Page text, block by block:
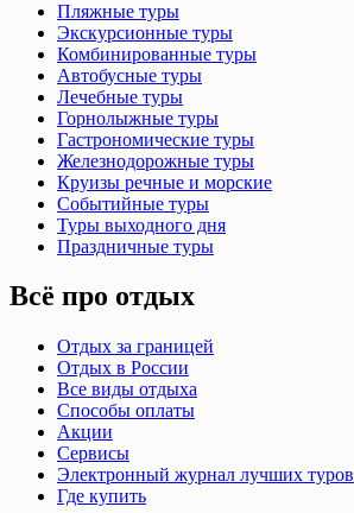
Пляжные туры
Экскурсионные туры
Комбинированные туры
Автобусные туры
Лечебные туры
Горнолыжные туры
Гастрономические туры
Железнодорожные туры
Круизы речные и морские
Событийные туры
Туры выходного дня
Праздничные туры
Всё про отдых
Отдых за границей
Отдых в России
Все виды отдыха
Способы оплаты
Акции
Сервисы
Электронный журнал лучших туров
Где купить